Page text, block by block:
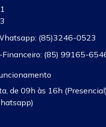
(85)3246-0523
(85) 99165-
de 09h às 16h